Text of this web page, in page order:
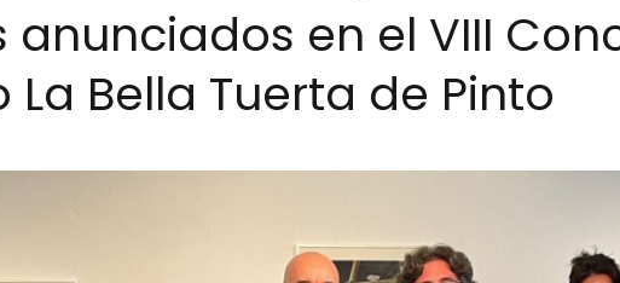
en el VIII
Bella Tuerta de Pinto